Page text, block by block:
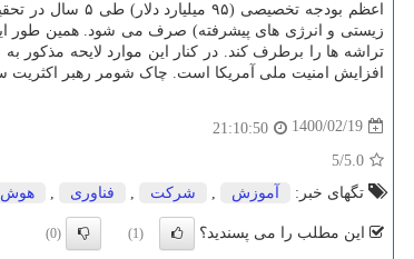
اعظم بودجه
تراشه ها را برطرف کند. در کنار این موارد لایحه
افزایش امنیت ملی آمریکا است. چاک شومر رهبر اکثریت
1400/02/19
21:10:50
5.0
/5
تگهای خبر:
آموزش شركت فناوری هوش
این مطلب را می پسندید؟ (1)
(0)